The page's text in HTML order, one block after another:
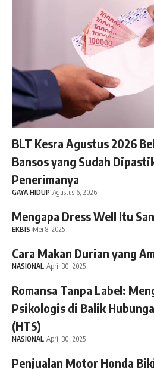
BLT Kesra Agustus 2026
Bansos yang Sudah
Penerimanya
GAYA HIDUP Agustus 6, 2026
Mengapa Dress Well Itu
EKBIS Mei 8, 2025
Cara Makan Durian yang
NASIONAL April 30, 2025
Romansa Tanpa Label:
Psikologis di Balik
(HTS)
NASIONAL April 30, 2025
Penjualan Motor Honda